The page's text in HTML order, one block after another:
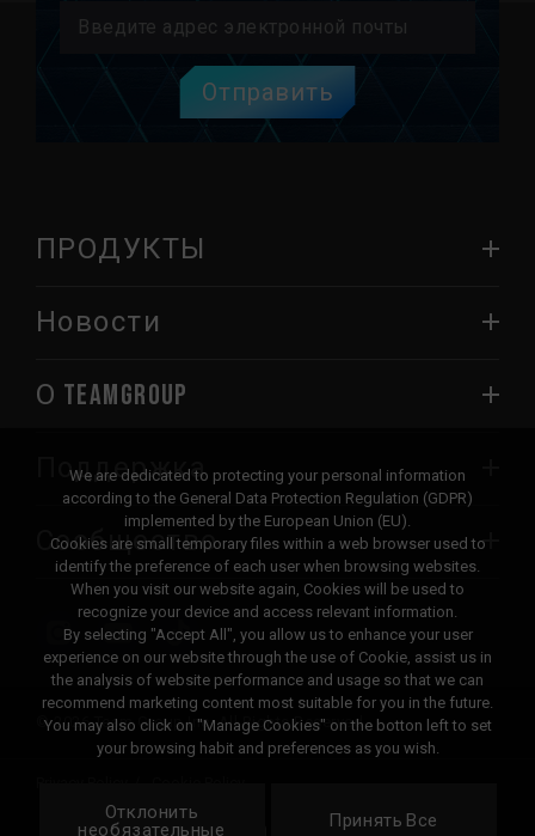
Отправить
ПРОДУКТЫ
Новости
О TEAMGROUP
Поддержка
Сообщество
© 2026 Team Group Inc. All Rights Reserved.
United
We are dedicated to protecting your personal information
according to the General Data Protection Regulation (GDPR)
implemented by the European Union (EU).
Cookies are small temporary files within a web browser used to
identify the preference of each user when browsing websites.
When you visit our website again, Cookies will be used to
recognize your device and access relevant information.
By selecting "Accept All", you allow us to enhance your user
experience on our website through the use of Cookie, assist us in
the analysis of website performance and usage so that we can
recommend marketing content most suitable for you in the future.
You may also click on "Manage Cookies" on the botton left to set
your browsing habit and preferences as you wish.
Отклонить
необязательные Принять Все